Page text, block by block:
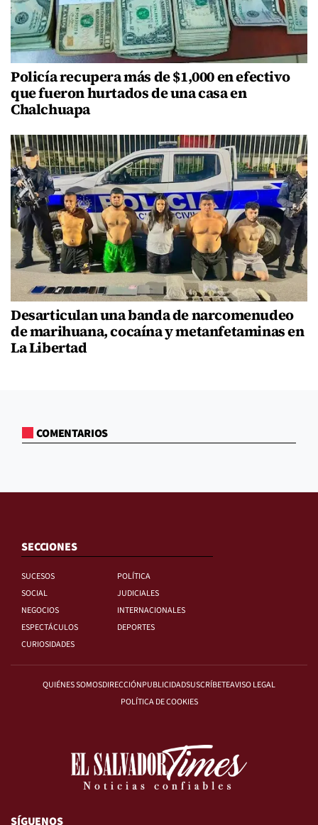
Policía recupera más de $1,000 en efectivo
que fueron hurtados de una casa en
Chalchuapa
Desarticulan una banda de narcomenudeo
de marihuana, cocaína y metanfetaminas en
La Libertad
COMENTARIOS
SECCIONES
SUCESOS
POLÍTICA
SOCIAL
JUDICIALES
NEGOCIOS
INTERNACIONALES
ESPECTÁCULOS
DEPORTES
CURIOSIDADES
QUIÉNES SOMOSDIRECCIÓNPUBLICIDADSUSCRÍBETEAVISO LEGAL
POLÍTICA DE COOKIES
SÍGUENOS